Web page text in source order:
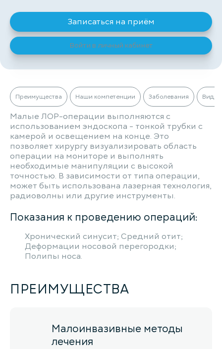
Записаться на приём
Войти в личный кабинет
Преимущества Наши компетенции Заболевания Виды
Малые ЛОР-операции выполняются с
использованием эндоскопа - тонкой трубки с
камерой и освещением на конце. Это
позволяет хирургу визуализировать область
операции на мониторе и выполнять
необходимые манипуляции с высокой
точностью. В зависимости от типа операции,
может быть использована лазерная технология,
радиоволны или другие инструменты.
Показания к проведению операций:
Хронический синусит; Средний отит;
Деформации носовой перегородки;
Полипы носа.
ПРЕИМУЩЕСТВА
Малоинвазивные методы
лечения